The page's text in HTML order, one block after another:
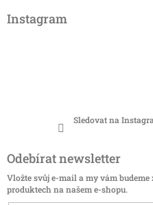
Instagram
Sledovat na
Odebírat newsletter
Vložte svůj e-mail a my vám
produktech na našem e-shopu.